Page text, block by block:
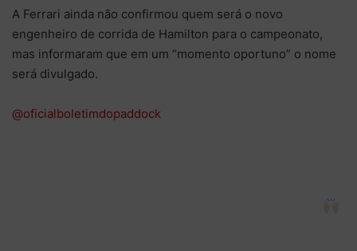
A Ferrari ainda não confirmou quem será o novo
engenheiro de corrida de Hamilton para o campeonato,
mas informaram que em um “momento oportuno” o nome
será divulgado.
@oficialboletimdopaddock